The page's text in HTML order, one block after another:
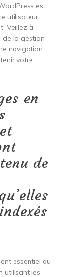
est
utilisateur
Veillez à
de la gestion
navigation
votre
en
de
essentiel du
utilisant les